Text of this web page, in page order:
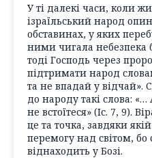
У ті далекі часи, коли
ізраїльський народ
обставинах, у яких
ними чигала
тоді Господь через
підтримати народ
та не впадай у відчай».
до народу такі слова: «…
не встоїтеся» (Іс. 7, 9).
це та точка, завдяки
перемогу над світом,
віднаходить у Бозі.